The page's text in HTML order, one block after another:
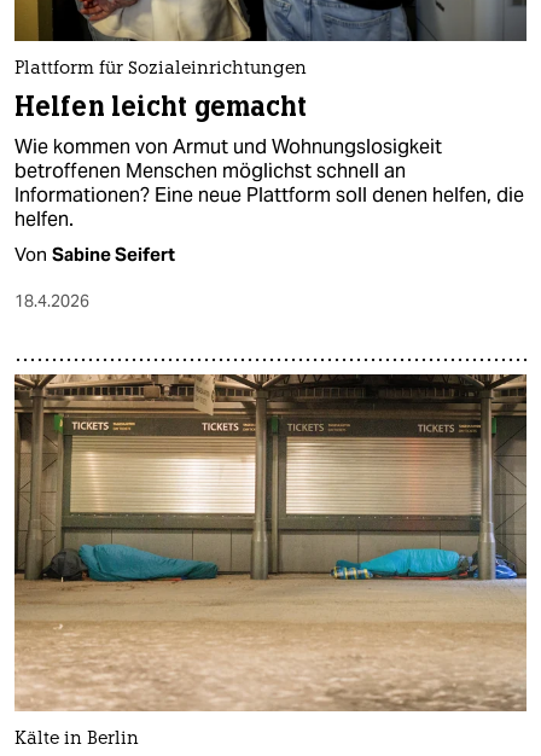
Plattform für Sozialeinrichtungen
Helfen leicht gemacht
Wie kommen von Armut und Wohnungslosigkeit
betroffenen Menschen möglichst schnell an
Informationen? Eine neue Plattform soll denen helfen, die
helfen.
Von Sabine Seifert
18.4.2026
Kälte in Berlin